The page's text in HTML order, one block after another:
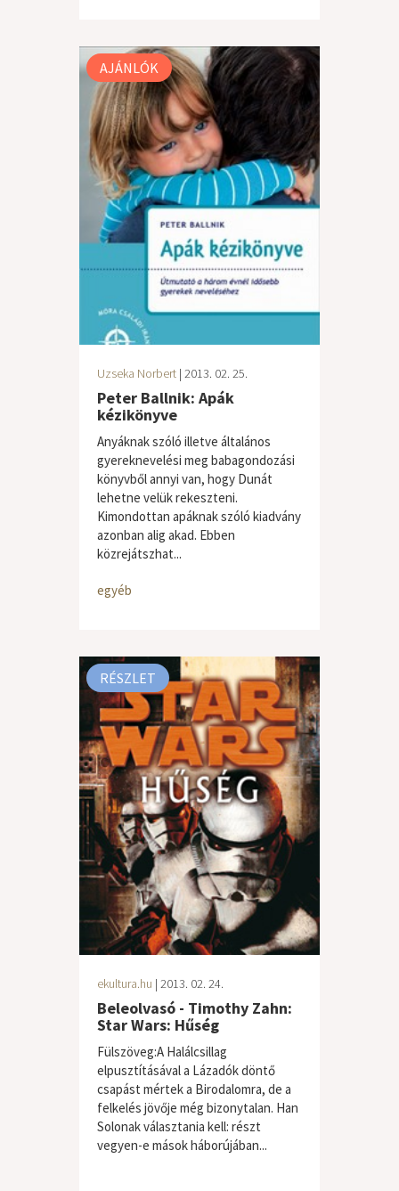
AJÁNLÓK
Uzseka Norbert | 2013. 02. 25.
Peter Ballnik: Apák
kézikönyve
Anyáknak szóló illetve általános
gyereknevelési meg babagondozási
könyvből annyi van, hogy Dunát
lehetne velük rekeszteni.
Kimondottan apáknak szóló kiadvány
azonban alig akad. Ebben
közrejátszhat...
egyéb
RÉSZLET
ekultura.hu | 2013. 02. 24.
Beleolvasó - Timothy Zahn:
Star Wars: Hűség
Fülszöveg:A Halálcsillag
elpusztításával a Lázadók döntő
csapást mértek a Birodalomra, de a
felkelés jövője még bizonytalan. Han
Solonak választania kell: részt
vegyen-e mások háborújában...